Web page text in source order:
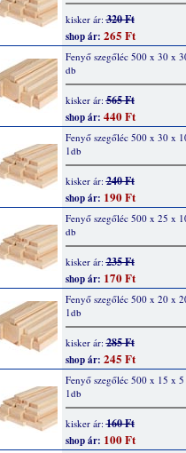
kisker ár:320 Ft
shop ár: 265 Ft
Fenyő szegőléc 500 x 30 x
db
kisker ár:565 Ft
shop ár: 440 Ft
Fenyő szegőléc 500 x 30 x
1db
kisker ár:240 Ft
shop ár: 190 Ft
Fenyő szegőléc 500 x 25 x
db
kisker ár:235 Ft
shop ár: 170 Ft
Fenyő szegőléc 500 x 20 x
1db
kisker ár:285 Ft
shop ár: 245 Ft
Fenyő szegőléc 500 x 15 x
1db
kisker ár:160 Ft
shop ár: 100 Ft